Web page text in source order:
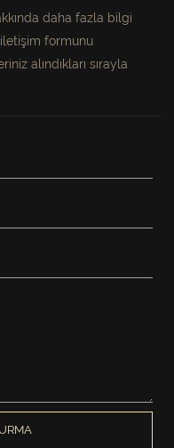
daha fazla bilgi
formunu
alındıkları sırayla